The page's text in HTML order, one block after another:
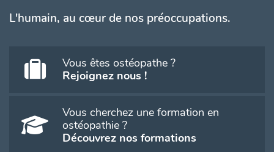
L'humain, au cœur de nos préoccupations.
Vous êtes ostéopathe ?
Rejoignez nous !
Vous cherchez une formation en
ostéopathie ?
Découvrez nos formations